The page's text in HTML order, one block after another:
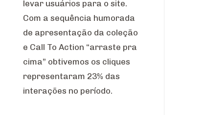
levar usuários para o site.
Com a sequência humorada
de apresentação da coleção
e Call To Action “arraste pra
cima” obtivemos os cliques
representaram 23% das
interações no período.